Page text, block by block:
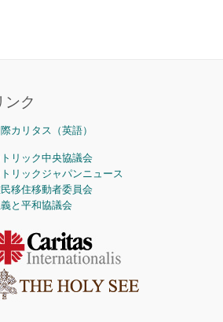
ンク
カリタス（英語）
リック中央協議会
リックジャパンニュース
移住移動者委員会
と平和協議会